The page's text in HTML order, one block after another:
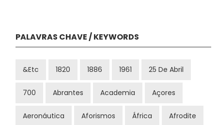
PALAVRAS CHAVE / KEYWORDS
&etc 1820 1886 1961 25 De Abril
700 Abrantes Academia Açores
Aeronáutica Aforismos África Afrodite